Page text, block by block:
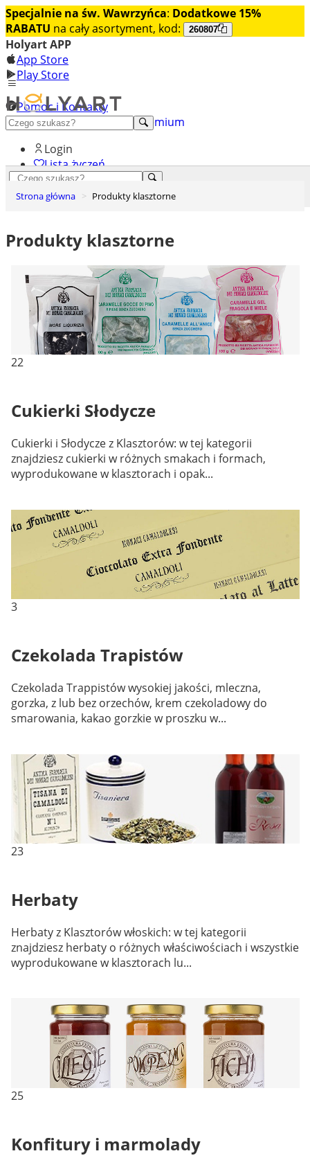
Specjalnie na św. Wawrzyńca: Dodatkowe 15%
RABATU na cały asortyment, kod: 260807
Holyart APP
App Store
Play Store
Pomoc i Kontakty
+48 222 922 860
Odkryj premium
Login
Lista życzeń
0
Koszyk
Strona główna Produkty klasztorne
Produkty klasztorne
22
Cukierki Słodycze
Cukierki i Słodycze z Klasztorów: w tej kategorii
znajdziesz cukierki w różnych smakach i formach,
wyprodukowane w klasztorach i opak...
3
Czekolada Trapistów
Czekolada Trappistów wysokiej jakości, mleczna,
gorzka, z lub bez orzechów, krem czekoladowy do
smarowania, kakao gorzkie w proszku w...
23
Herbaty
Herbaty z Klasztorów włoskich: w tej kategorii
znajdziesz herbaty o różnych właściwościach i wszystkie
wyprodukowane w klasztorach lu...
25
Konfitury i marmolady